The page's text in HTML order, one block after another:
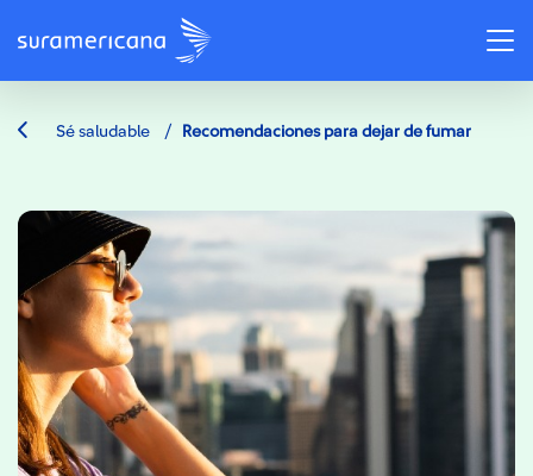
Sé saludable / Recomendaciones para dejar de fumar